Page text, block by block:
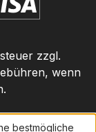
zzgl.
wenn
bestmögliche